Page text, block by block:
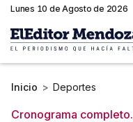
Lunes 10 de Agosto de 2026
Inicio > Deportes
Cronograma completo.